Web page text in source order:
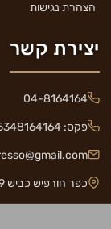
הצהרת נגישות
יצירת קשר
04-8164164
פקס: 15348164164
כפר חורפיש כביש 89